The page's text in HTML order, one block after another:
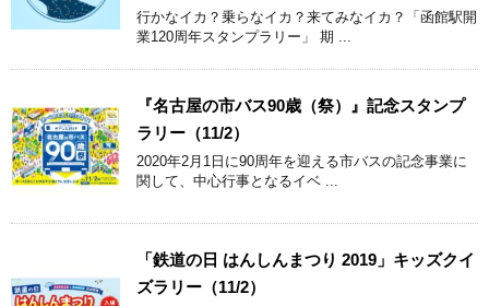
行かなイカ？乗らなイカ？来てみなイカ？「函館駅開
業120周年スタンプラリー」 期 ...
『名古屋の市バス90歳（祭）』記念スタンプ
ラリー（11/2）
2020年2月1日に90周年を迎える市バスの記念事業に
関して、中心行事となるイベ ...
「鉄道の日 はんしんまつり 2019」キッズクイ
ズラリー（11/2）